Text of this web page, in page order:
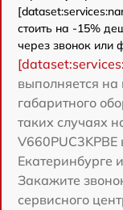
стоить на -15%
через звонок или
выполняется на
габаритного
таких случаях
Екатеринбурге
Закажите
сервисного